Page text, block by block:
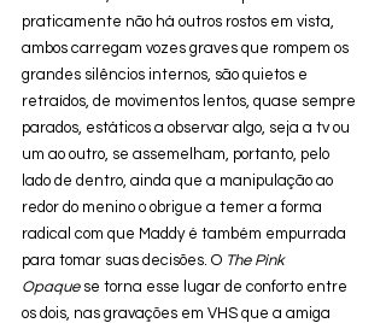
praticamente não há outros rostos em vista,
ambos carregam vozes graves que rompem os
grandes silêncios internos, são quietos e
retraídos, de movimentos lentos, quase sempre
parados, estáticos a observar algo, seja a tv ou
um ao outro, se assemelham, portanto, pelo
lado de dentro, ainda que a manipulação ao
redor do menino o obrigue a temer a forma
radical com que Maddy é também empurrada
para tomar suas decisões. O The Pink
Opaque se torna esse lugar de conforto entre
os dois, nas gravações em VHS que a amiga